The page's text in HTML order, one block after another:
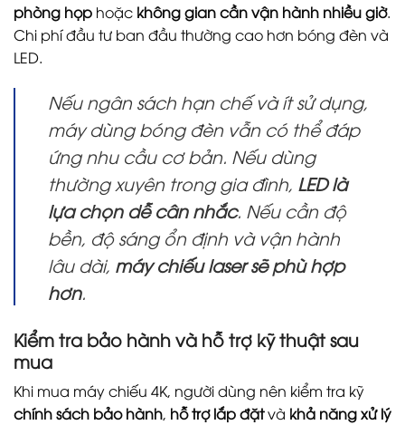
phòng họp hoặc không gian cần vận hành nhiều giờ.
Chi phí đầu tư ban đầu thường cao hơn bóng đèn và
LED.
Nếu ngân sách hạn chế và ít sử dụng,
máy dùng bóng đèn vẫn có thể đáp
ứng nhu cầu cơ bản. Nếu dùng
thường xuyên trong gia đình, LED là
lựa chọn dễ cân nhắc. Nếu cần độ
bền, độ sáng ổn định và vận hành
lâu dài, máy chiếu laser sẽ phù hợp
hơn.
Kiểm tra bảo hành và hỗ trợ kỹ thuật sau
mua
Khi mua máy chiếu 4K, người dùng nên kiểm tra kỹ
chính sách bảo hành, hỗ trợ lắp đặtvà khả năng xử lý